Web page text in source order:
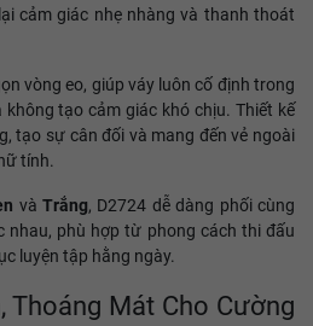
cảm giác nhẹ nhàng và thanh thoát
vòng eo, giúp váy luôn cố định trong
tạo cảm giác khó chịu. Thiết kế
tạo sự cân đối và mang đến vẻ ngoài
tính.
vàTrắng, D2724 dễ dàng phối cùng
nhau, phù hợp từ phong cách thi đấu
luyện tập hằng ngày.
Thoáng Mát Cho Cường